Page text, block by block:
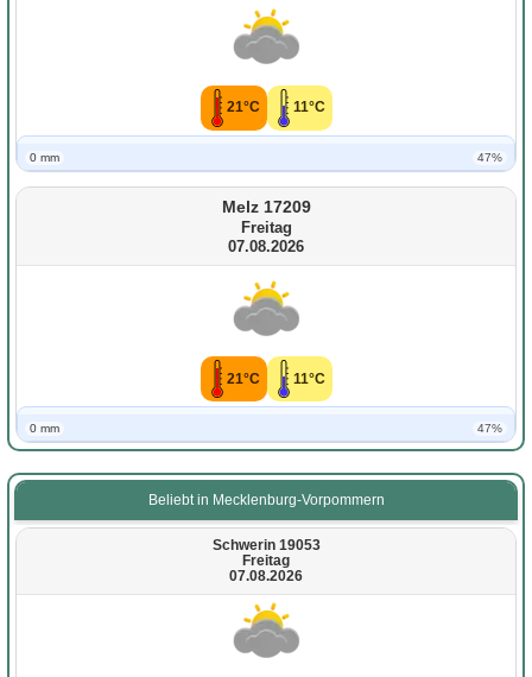
21°C 11°C
0 mm 47%
Melz 17209
Freitag
07.08.2026
21°C 11°C
0 mm 47%
Beliebt in Mecklenburg-Vorpommern
Schwerin 19053
Freitag
07.08.2026